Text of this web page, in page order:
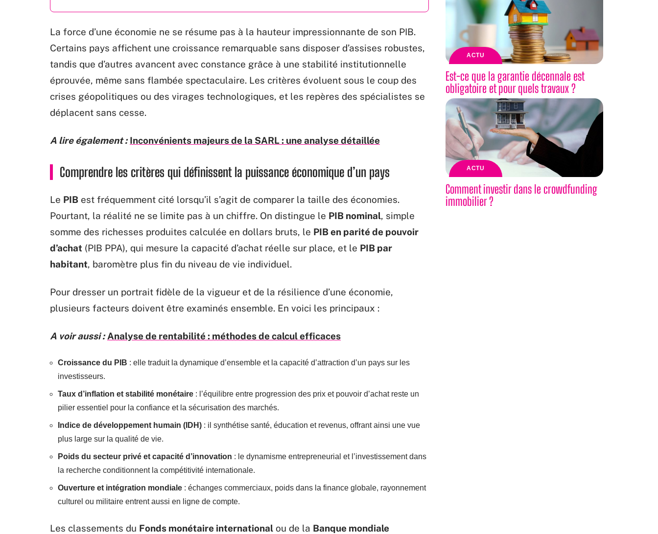
La force d’une économie ne se résume pas à la hauteur impressionnante de son PIB.
Certains pays affichent une croissance remarquable sans disposer d’assises robustes,
tandis que d’autres avancent avec constance grâce à une stabilité institutionnelle
éprouvée, même sans flambée spectaculaire. Les critères évoluent sous le coup des
crises géopolitiques ou des virages technologiques, et les repères des spécialistes se
déplacent sans cesse.
A lire également : Inconvénients majeurs de la SARL : une analyse détaillée
Comprendre les critères qui définissent la puissance économique d’un pays
Le PIB est fréquemment cité lorsqu’il s’agit de comparer la taille des économies.
Pourtant, la réalité ne se limite pas à un chiffre. On distingue le PIB nominal, simple
somme des richesses produites calculée en dollars bruts, le PIB en parité de pouvoir
d’achat (PIB PPA), qui mesure la capacité d’achat réelle sur place, et le PIB par
habitant, baromètre plus fin du niveau de vie individuel.
Pour dresser un portrait fidèle de la vigueur et de la résilience d’une économie,
plusieurs facteurs doivent être examinés ensemble. En voici les principaux :
A voir aussi : Analyse de rentabilité : méthodes de calcul efficaces
Croissance du PIB : elle traduit la dynamique d’ensemble et la capacité d’attraction d’un pays sur les
investisseurs.
Taux d’inflation et stabilité monétaire : l’équilibre entre progression des prix et pouvoir d’achat reste un
pilier essentiel pour la confiance et la sécurisation des marchés.
Indice de développement humain (IDH) : il synthétise santé, éducation et revenus, offrant ainsi une vue
plus large sur la qualité de vie.
Poids du secteur privé et capacité d’innovation : le dynamisme entrepreneurial et l’investissement dans
la recherche conditionnent la compétitivité internationale.
Ouverture et intégration mondiale : échanges commerciaux, poids dans la finance globale, rayonnement
culturel ou militaire entrent aussi en ligne de compte.
Les classements du Fonds monétaire international ou de la Banque mondiale
ACTU
Est-ce que la garantie décennale est
obligatoire et pour quels travaux ?
ACTU
Comment investir dans le crowdfunding
immobilier ?